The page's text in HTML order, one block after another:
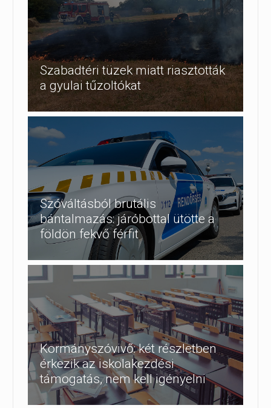
Szabadtéri tüzek miatt riasztották
a gyulai tűzoltókat
Szóváltásból brutális
bántalmazás: járóbottal ütötte a
földön fekvő férfit
Kormányszóvivő: két részletben
érkezik az iskolakezdési
támogatás, nem kell igényelni